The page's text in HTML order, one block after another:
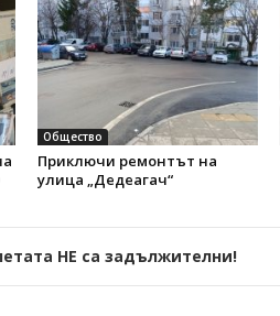
Общество
Приключи ремонтът на
улица „Дедеагач“
НЕ са задължителни!